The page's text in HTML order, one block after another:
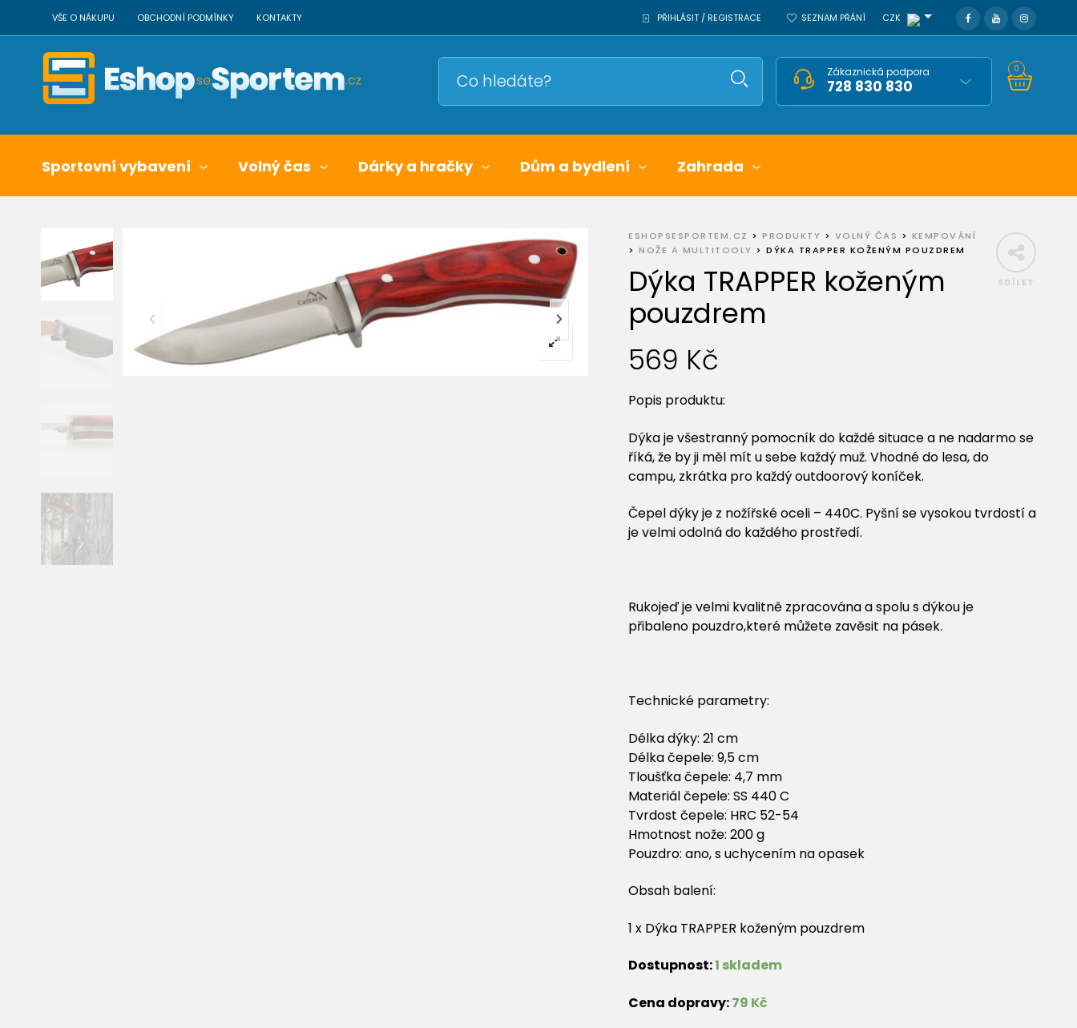
VŠE O NÁKUPU OBCHODNÍ PODMÍNKY KONTAKTY PŘIHLÁSIT / REGISTRACE SEZNAM PŘÁNÍ CZK
Zákaznická podpora
728 830 830
0
Sportovní vybavení Volný čas Dárky a hračky Dům a bydlení Zahrada
SDÍLET
ESHOPSESPORTEM.CZ >PRODUKTY > VOLNÝ ČAS > KEMPOVÁNÍ
>NOŽE A MULTITOOLY >DÝKA TRAPPER KOŽENÝM POUZDREM
Dýka TRAPPER koženým
pouzdrem
569 Kč
Popis produktu:
Dýka je všestranný pomocník do každé situace a ne nadarmo se
říká, že by ji měl mít u sebe každý muž. Vhodné do lesa, do
campu, zkrátka pro každý outdoorový koníček.
Čepel dýky je z nožířské oceli – 440C. Pyšní se vysokou tvrdostí a
je velmi odolná do každého prostředí.
Rukojeď je velmi kvalitně zpracována a spolu s dýkou je
přibaleno pouzdro,které můžete zavěsit na pásek.
Technické parametry:
Délka dýky: 21 cm
Délka čepele: 9,5 cm
Tloušťka čepele: 4,7 mm
Materiál čepele: SS 440 C
Tvrdost čepele: HRC 52-54
Hmotnost nože: 200 g
Pouzdro: ano, s uchycením na opasek
Obsah balení:
1 x Dýka TRAPPER koženým pouzdrem
Dostupnost:1 skladem
Cena dopravy:79 Kč